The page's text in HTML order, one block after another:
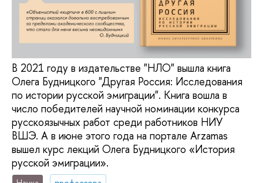
В 2021 году в издательстве "НЛО" вышла книга
Олега Будницкого "Другая Россия: Исследования
по истории русской эмиграции". Книга вошла в
число победителей научной номинации конкурса
русскоязычных работ среди работников НИУ
ВШЭ. А в июне этого года на портале Arzamas
вышел курс лекций Олега Будницкого «‎История
русской эмиграции».